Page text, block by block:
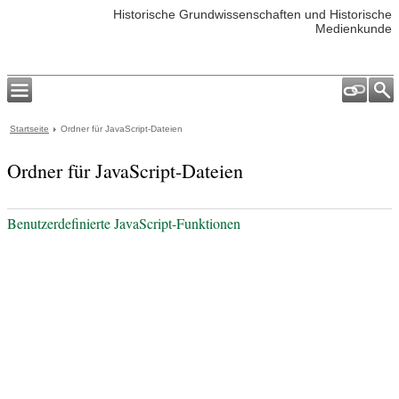
Historische Grundwissenschaften und Historische
Medienkunde
Startseite Ordner für JavaScript-Dateien
Ordner für JavaScript-Dateien
Benutzerdefinierte JavaScript-Funktionen